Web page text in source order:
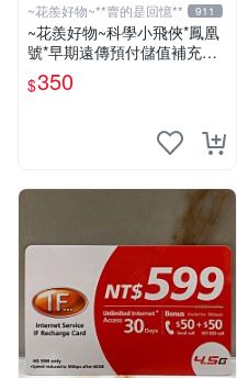
~花羨好物~**賣的是回憶** 911
~花羨好物~科學小飛俠*鳳凰
號*早期遠傳預付儲值補充卡
一609
$350